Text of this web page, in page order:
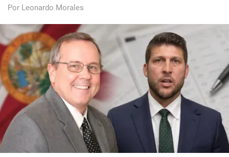
Por Leonardo Morales